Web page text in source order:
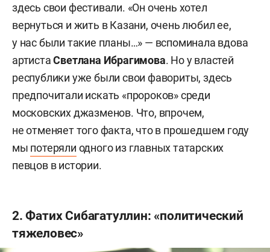
здесь свои фестивали. «Он очень хотел
вернуться и жить в Казани, очень любил ее,
у нас были такие планы…» — вспоминала вдова
артистаСветлана Ибрагимова. Но у властей
республики уже были свои фавориты, здесь
предпочитали искать «пророков» среди
московских джазменов. Что, впрочем,
не отменяет того факта, что в прошедшем году
мы потеряли одного из главных татарских
певцов в истории.
2. Фатих Сибагатуллин: «политический
тяжеловес»